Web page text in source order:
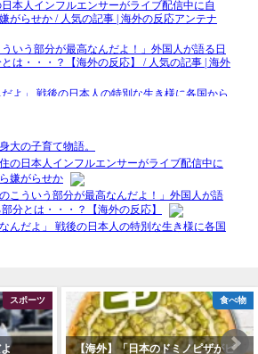
スポーツ 食べ物
【海外】「日本のドミノピザがピ